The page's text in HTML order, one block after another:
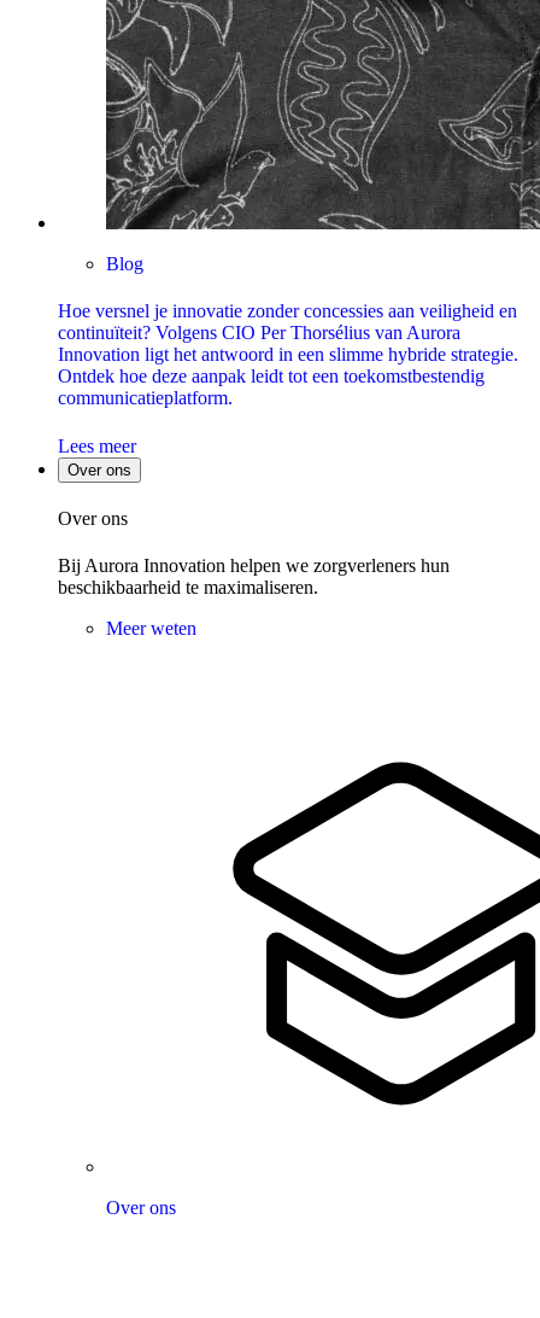
Blog
Hoe versnel je innovatie zonder concessies aan veiligheid en
continuïteit? Volgens CIO Per Thorsélius van Aurora
Innovation ligt het antwoord in een slimme hybride strategie.
Ontdek hoe deze aanpak leidt tot een toekomstbestendig
communicatieplatform.
Lees meer
Over ons
Over ons
Bij Aurora Innovation helpen we zorgverleners hun
beschikbaarheid te maximaliseren.
Meer weten
Over ons